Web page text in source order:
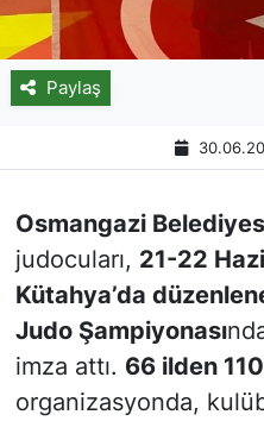
Paylaş
Osmangazi
judocuları, 21-22
Kütahya’da
Judo Şampiyonası
imza attı. 66 ilden
organizasyonda,